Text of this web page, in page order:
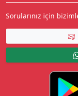
Sorularınız için